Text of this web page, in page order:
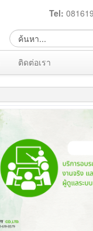
Tel:
ติดต่อเรา